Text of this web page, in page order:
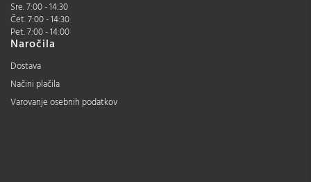
Sre. 7:00 - 14:30
Čet. 7:00 - 14:30
Pet. 7:00 - 14:00
Naročila
Dostava
Načini plačila
Varovanje osebnih podatkov